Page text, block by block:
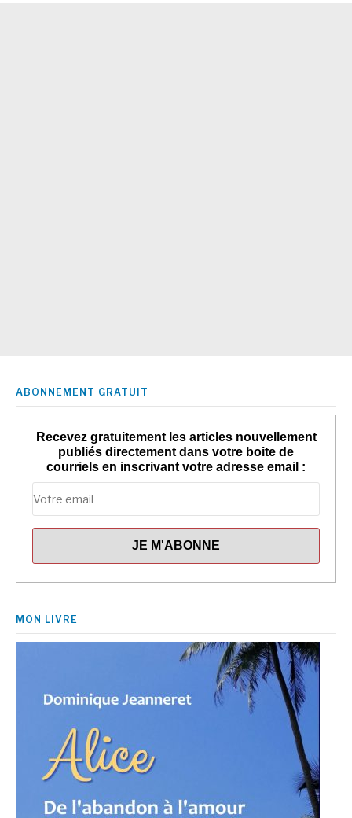
ABONNEMENT GRATUIT
Recevez gratuitement les articles nouvellement
publiés directement dans votre boite de
courriels en inscrivant votre adresse email :
MON LIVRE